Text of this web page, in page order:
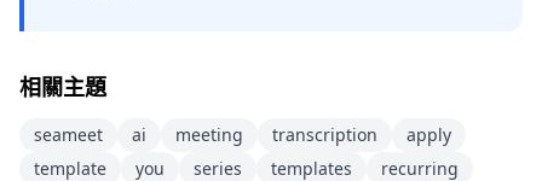
相關主題
seameet ai meeting transcription
apply
template
you series templates recurring